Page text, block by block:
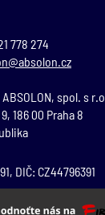
778 274
spol. s r.o.
186 00 Praha 8
DIČ: CZ44796391